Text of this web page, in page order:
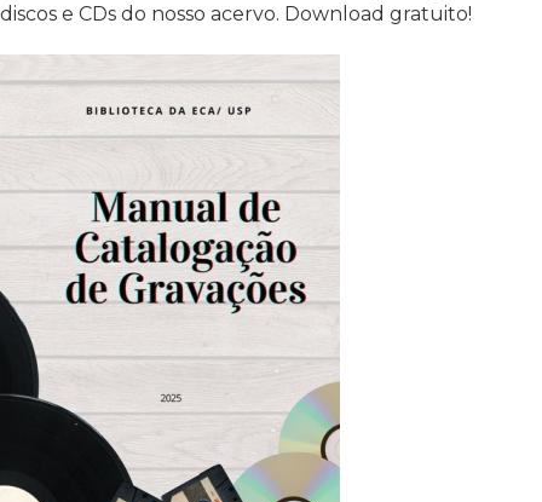
discos e CDs do nosso acervo. Download gratuito!